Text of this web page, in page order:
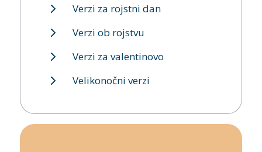
Verzi za rojstni dan
Verzi ob rojstvu
Verzi za valentinovo
Velikonočni verzi